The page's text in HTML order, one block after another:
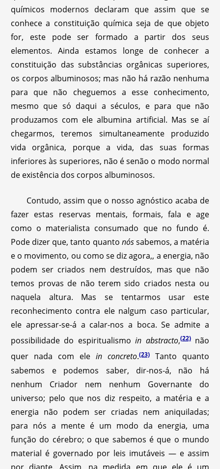
químicos modernos declaram que assim que se
conhece a constituição química seja de que objeto
for, este pode ser formado a partir dos seus
elementos. Ainda estamos longe de conhecer a
constituição das substâncias orgânicas superiores,
os corpos albuminosos; mas não há razão nenhuma
para que não cheguemos a esse conhecimento,
mesmo que só daqui a séculos, e para que não
produzamos com ele albumina artificial. Mas se aí
chegarmos, teremos simultaneamente produzido
vida orgânica, porque a vida, das suas formas
inferiores às superiores, não é senão o modo normal
de existência dos corpos albuminosos.
Contudo, assim que o nosso agnóstico acaba de
fazer estas reservas mentais, formais, fala e age
como o materialista consumado que no fundo é.
Pode dizer que, tanto quanto nóssabemos, a matéria
e o movimento, ou como se diz agora,, a energia, não
podem ser criados nem destruídos, mas que não
temos provas de não terem sido criados nesta ou
naquela altura. Mas se tentarmos usar este
reconhecimento contra ele nalgum caso particular,
ele apressar-se-á a calar-nos a boca. Se admite a
possibilidade do espiritualismoin abstracto,(22)não
quer nada com ele in concreto.(23)
Tanto quanto
sabemos e podemos saber, dir-nos-á, não há
nenhum Criador nem nenhum Governante do
universo; pelo que nos diz respeito, a matéria e a
energia não podem ser criadas nem aniquiladas;
para nós a mente é um modo da energia, uma
função do cérebro; o que sabemos é que o mundo
material é governado por leis imutáveis — e assim